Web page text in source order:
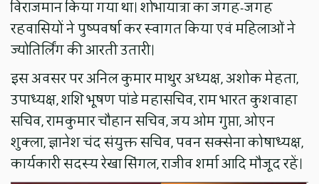
विराजमान किया गया था। शोभायात्रा का जगह-जगह
रहवासियों ने पुष्पवर्षा कर स्वागत किया एवं महिलाओं ने
ज्योतिर्लिंग की आरती उतारी।
इस अवसर पर अनिल कुमार माथुर अध्यक्ष, अशोक मेहता,
उपाध्यक्ष, शशि भूषण पांडे महासचिव, राम भारत कुशवाहा
सचिव, रामकुमार चौहान सचिव, जय ओम गुप्ता, ओएन
शुक्ला, ज्ञानेश चंद संयुक्त सचिव, पवन सक्सेना कोषाध्यक्ष,
कार्यकारी सदस्य रेखा सिंगल, राजीव शर्मा आदि मौजूद रहें।